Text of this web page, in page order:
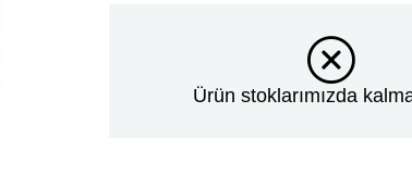
Ürün stoklarımızda